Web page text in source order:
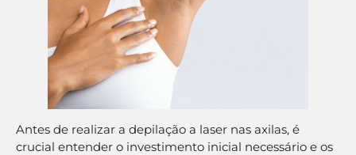
Antes de realizar a depilação a laser nas axilas, é
crucial entender o investimento inicial necessário e os